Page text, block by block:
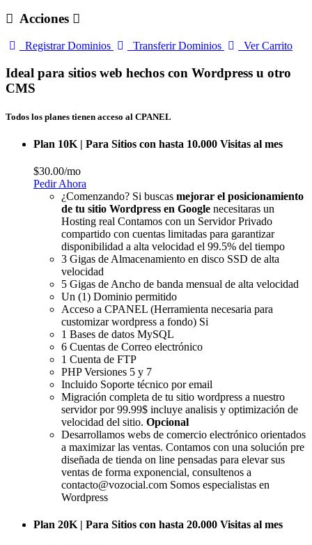
Acciones
Registrar Dominios Transferir Dominios Ver Carrito
Ideal para sitios web hechos con Wordpress u otro
CMS
Todos los planes tienen acceso al CPANEL
Plan 10K | Para Sitios con hasta 10.000 Visitas al mes
$30.00/mo
Pedir Ahora
¿Comenzando? Si buscas mejorar el posicionamiento
de tu sitio Wordpress en Google necesitaras un
Hosting real Contamos con un Servidor Privado
compartido con cuentas limitadas para garantizar
disponibilidad a alta velocidad el 99.5% del tiempo
3 Gigas de Almacenamiento en disco SSD de alta
velocidad
5 Gigas de Ancho de banda mensual de alta velocidad
Un (1) Dominio permitido
Acceso a CPANEL (Herramienta necesaria para
customizar wordpress a fondo) Si
1 Bases de datos MySQL
6 Cuentas de Correo electrónico
1 Cuenta de FTP
PHP Versiones 5 y 7
Incluido Soporte técnico por email
Migración completa de tu sitio wordpress a nuestro
servidor por 99.99$ incluye analisis y optimización de
velocidad del sitio. Opcional
Desarrollamos webs de comercio electrónico orientados
a maximizar las ventas. Contamos con una solución pre
diseñada de tienda on line pensadas para elevar sus
ventas de forma exponencial, consultenos a
contacto@vozocial.com Somos especialistas en
Wordpress
Plan 20K | Para Sitios con hasta 20.000 Visitas al mes